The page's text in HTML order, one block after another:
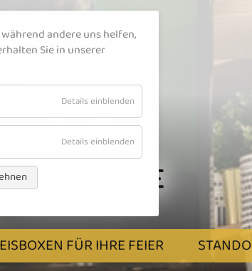
EISBOXEN FÜR IHRE FEIER
andere uns helfen,
Sie in unserer
Details einblenden
Essenziell
Details einblenden
Dienste